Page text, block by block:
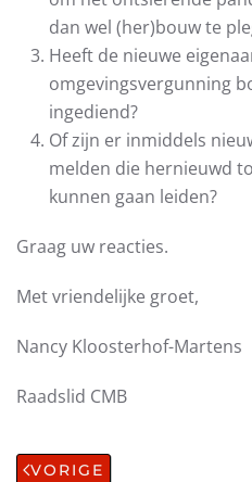
dan wel (her)bouw te
Heeft de nieuwe
omgevingsvergunning
ingediend?
Of zijn er inmiddels
melden die hernieuwd
kunnen gaan leiden?
Graag uw reacties.
Met vriendelijke groet,
Nancy Kloosterhof-Martens
Raadslid CMB
VORIGE